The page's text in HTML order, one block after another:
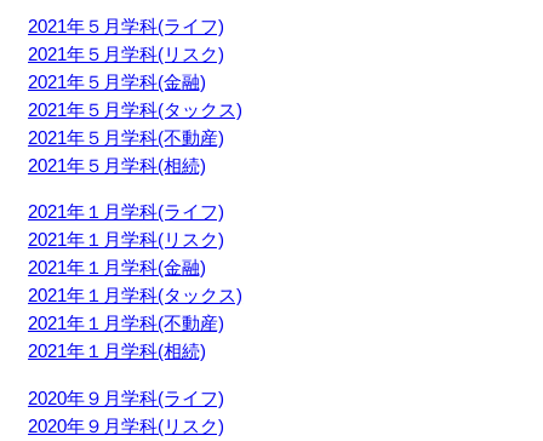
2021年５月学科(ライフ)
2021年５月学科(リスク)
2021年５月学科(金融)
2021年５月学科(タックス)
2021年５月学科(不動産)
2021年５月学科(相続)
2021年１月学科(ライフ)
2021年１月学科(リスク)
2021年１月学科(金融)
2021年１月学科(タックス)
2021年１月学科(不動産)
2021年１月学科(相続)
2020年９月学科(ライフ)
2020年９月学科(リスク)